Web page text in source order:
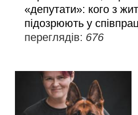
«депутати»: кого з
підозрюють у
переглядів: 676